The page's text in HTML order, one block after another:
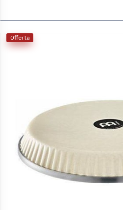
Offerta